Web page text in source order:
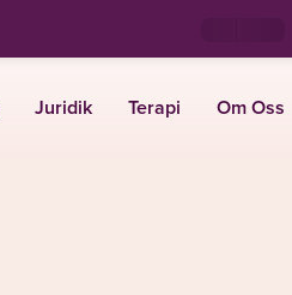
Juridik Terapi Om Oss